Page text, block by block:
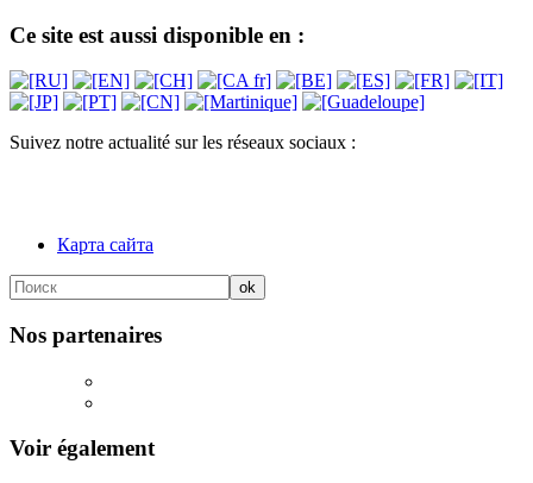
Ce site est aussi disponible en :
Suivez notre actualité sur les réseaux sociaux :
Карта сайта
Nos partenaires
Voir également